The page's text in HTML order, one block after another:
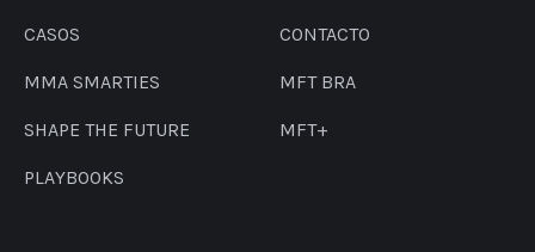
CASOS
MMA SMARTIES
SHAPE THE FUTURE
PLAYBOOKS
CONTACTO
MFT BRA
MFT+